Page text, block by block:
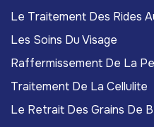
Le Traitement Des Rides
Les Soins Du Visage
Raffermissement De La
Traitement De La Cellulite
Le Retrait Des Grains De